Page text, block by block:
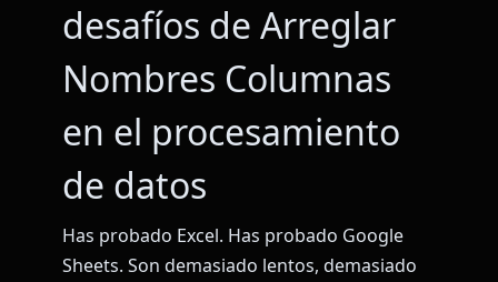
desafíos de Arreglar
Nombres Columnas
en el procesamiento
de datos
Has probado Excel. Has probado Google
Sheets. Son demasiado lentos, demasiado